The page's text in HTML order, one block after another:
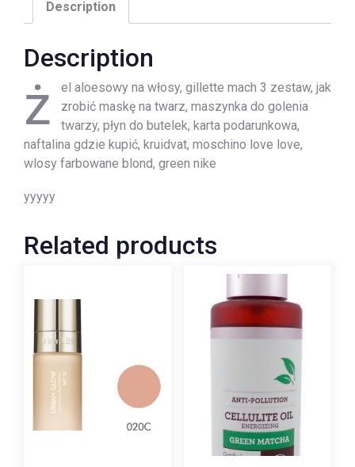
Description
Description
ż
el aloesowy na włosy, gillette mach 3 zestaw, jak
zrobić maskę na twarz, maszynka do golenia
twarzy, płyn do butelek, karta podarunkowa,
naftalina gdzie kupić, kruidvat, moschino love love,
wlosy farbowane blond, green nike
yyyyy
Related products